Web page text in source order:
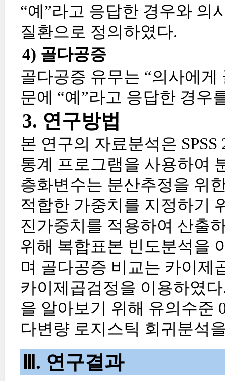
“예”라고 응답한 경우와 의
질환으로 정의하였다.
4) 골다공증
골다공증 유무는 “의사에
문에 “예”라고 응답한 경우
3. 연구방법
본 연구의 자료분석은
통계 프로그램을 사용하여
층화변수는 분산추정을 위
적합한 가중치를 지정하기
진가중치를 적용하여 산출
위해 복합표본 빈도분석을
며 골다공증 비교는 카이제
카이제곱검정을 이용하였
을 알아보기 위해 유의수준
다변량 로지스틱 회귀분석
Ⅲ. 연구결과